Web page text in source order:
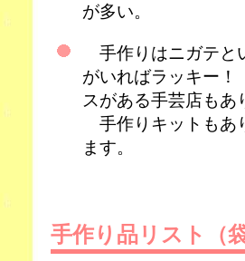
が多い。
手作りはニガテと
がいればラッキー！
スがある手芸店も
手作りキットもあ
ます。
手作り品リスト（